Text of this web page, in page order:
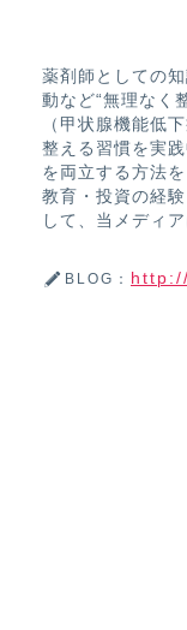
薬剤師としての
動など“無理なく
（甲状腺機能低
整える習慣を実
を両立する方法
教育・投資の経
して、当メディ
BLOG：